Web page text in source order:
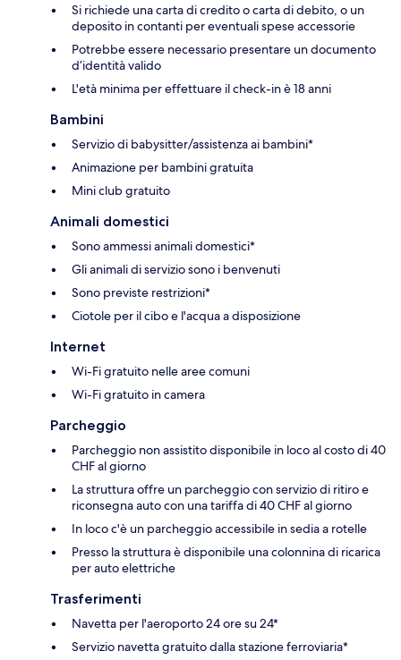
Si richiede una carta di credito o carta di debito, o un
deposito in contanti per eventuali spese accessorie
Potrebbe essere necessario presentare un documento
d’identità valido
L'età minima per effettuare il check-in è 18 anni
Bambini
Servizio di babysitter/assistenza ai bambini*
Animazione per bambini gratuita
Mini club gratuito
Animali domestici
Sono ammessi animali domestici*
Gli animali di servizio sono i benvenuti
Sono previste restrizioni*
Ciotole per il cibo e l'acqua a disposizione
Internet
Wi-Fi gratuito nelle aree comuni
Wi-Fi gratuito in camera
Parcheggio
Parcheggio non assistito disponibile in loco al costo di 40
CHF al giorno
La struttura offre un parcheggio con servizio di ritiro e
riconsegna auto con una tariffa di 40 CHF al giorno
In loco c'è un parcheggio accessibile in sedia a rotelle
Presso la struttura è disponibile una colonnina di ricarica
per auto elettriche
Trasferimenti
Navetta per l'aeroporto 24 ore su 24*
Servizio navetta gratuito dalla stazione ferroviaria*